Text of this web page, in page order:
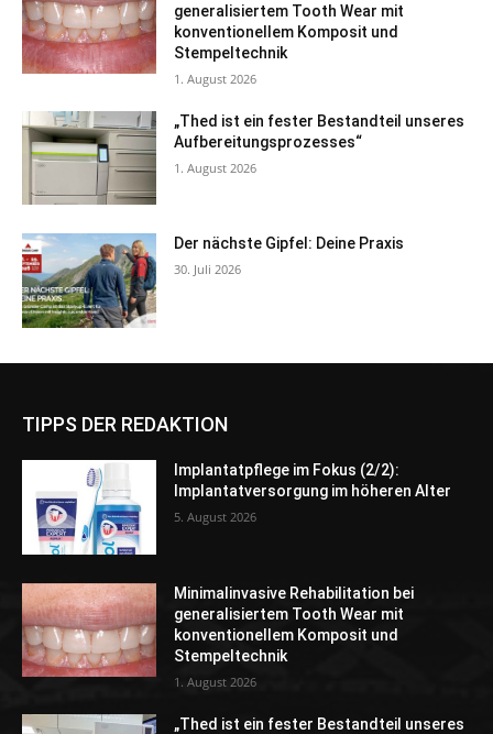
generalisiertem Tooth Wear mit
konventionellem Komposit und
Stempeltechnik
1. August 2026
„Thed ist ein fester Bestandteil unseres
Aufbereitungsprozesses“
1. August 2026
Der nächste Gipfel: Deine Praxis
30. Juli 2026
TIPPS DER REDAKTION
Implantatpflege im Fokus (2/2):
Implantatversorgung im höheren Alter
5. August 2026
Minimalinvasive Rehabilitation bei
generalisiertem Tooth Wear mit
konventionellem Komposit und
Stempeltechnik
1. August 2026
„Thed ist ein fester Bestandteil unseres